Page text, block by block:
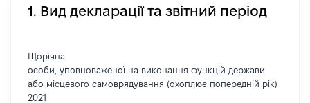
1. Вид декларації та звітний період
Щорічна
особи, уповноваженої на виконання функцій держави
або місцевого самоврядування (охоплює попередній рік)
2021